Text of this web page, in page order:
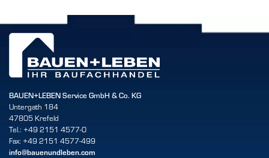
BAUEN+LEBEN Service GmbH & Co. KG
Untergath 184
47805 Krefeld
Tel.: +49 2151 4577-0
Fax: +49 2151 4577-499
info@bauenundleben.com